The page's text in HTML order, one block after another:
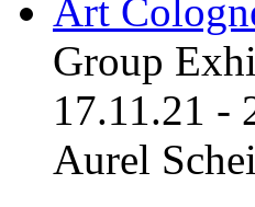
Art
Group
17.11.21 -
Aurel